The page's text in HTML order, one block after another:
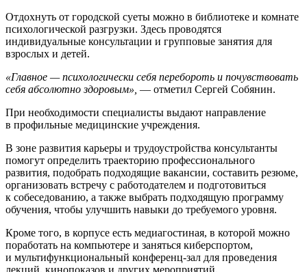
Отдохнуть от городской суеты можно в библиотеке и комнате
психологической разгрузки. Здесь проводятся
индивидуальные консультации и групповые занятия для
взрослых и детей.
«Главное — психологически себя перебороть и почувствовать
себя абсолютно здоровым», — отметил Сергей Собянин.
При необходимости специалисты выдают направление
в профильные медицинские учреждения.
В зоне развития карьеры и трудоустройства консультанты
помогут определить траекторию профессионального
развития, подобрать подходящие вакансии, составить резюме,
организовать встречу с работодателем и подготовиться
к собеседованию, а также выбрать подходящую программу
обучения, чтобы улучшить навыки до требуемого уровня.
Кроме того, в корпусе есть медиагостиная, в которой можно
поработать на компьютере и заняться киберспортом,
и мультифункциональный конференц-зал для проведения
лекций, кинопоказов и других мероприятий.